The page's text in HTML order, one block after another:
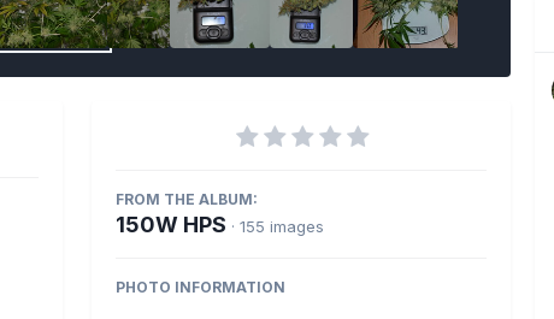
FROM THE ALBUM:
150W HPS · 155 images
PHOTO INFORMATION